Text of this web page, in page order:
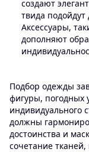
создают
твида
Аксессуары,
дополняют
Подбор одежды
фигуры, погодных
индивидуального
должны
достоинства и
сочетание тканей,